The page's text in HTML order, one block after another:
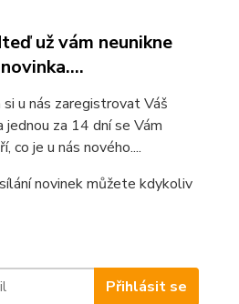
už vám neunikne
si u nás zaregistrovat Váš
jednou za 14 dní se Vám
co je u nás nového....
novinek můžete kdykoliv
Přihlásit se